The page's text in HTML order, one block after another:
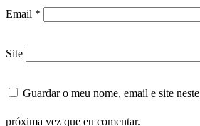
Email *
Site
Guardar o meu nome, email e site
próxima vez que eu comentar.